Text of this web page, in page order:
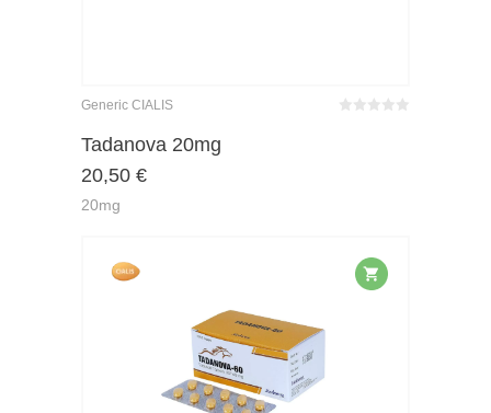
Generic CIALIS
Tadanova 20mg
20,50 €
20mg